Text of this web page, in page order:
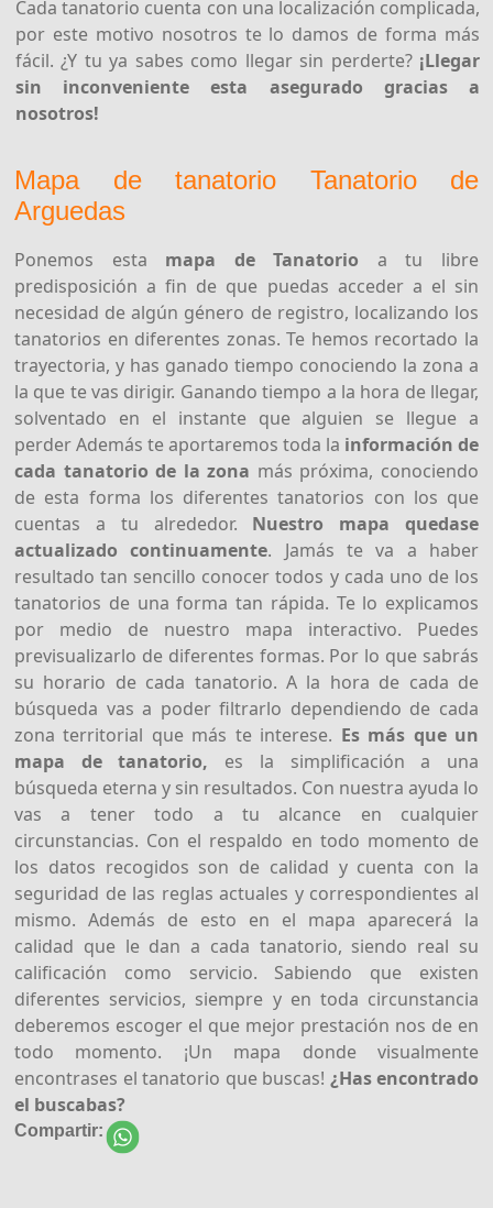
Cada tanatorio cuenta con una localización complicada,
por este motivo nosotros te lo damos de forma más
fácil. ¿Y tu ya sabes como llegar sin perderte? ¡Llegar
sin inconveniente esta asegurado gracias a
nosotros!
Mapa de tanatorio Tanatorio de
Arguedas
Ponemos esta mapa de Tanatorio a tu libre
predisposición a fin de que puedas acceder a el sin
necesidad de algún género de registro, localizando los
tanatorios en diferentes zonas. Te hemos recortado la
trayectoria, y has ganado tiempo conociendo la zona a
la que te vas dirigir. Ganando tiempo a la hora de llegar,
solventado en el instante que alguien se llegue a
perder Además te aportaremos toda la información de
cada tanatorio de la zona más próxima, conociendo
de esta forma los diferentes tanatorios con los que
cuentas a tu alrededor. Nuestro mapa quedase
actualizado continuamente. Jamás te va a haber
resultado tan sencillo conocer todos y cada uno de los
tanatorios de una forma tan rápida. Te lo explicamos
por medio de nuestro mapa interactivo. Puedes
previsualizarlo de diferentes formas. Por lo que sabrás
su horario de cada tanatorio. A la hora de cada de
búsqueda vas a poder filtrarlo dependiendo de cada
zona territorial que más te interese. Es más que un
mapa de tanatorio, es la simplificación a una
búsqueda eterna y sin resultados. Con nuestra ayuda lo
vas a tener todo a tu alcance en cualquier
circunstancias. Con el respaldo en todo momento de
los datos recogidos son de calidad y cuenta con la
seguridad de las reglas actuales y correspondientes al
mismo. Además de esto en el mapa aparecerá la
calidad que le dan a cada tanatorio, siendo real su
calificación como servicio. Sabiendo que existen
diferentes servicios, siempre y en toda circunstancia
deberemos escoger el que mejor prestación nos de en
todo momento. ¡Un mapa donde visualmente
encontrases el tanatorio que buscas! ¿Has encontrado
el buscabas?
Compartir: